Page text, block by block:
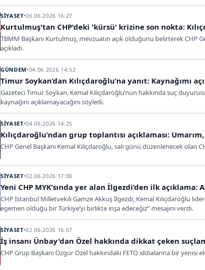
SİYASET•06.06.2026 16:27
Kurtulmuş'tan CHP'deki 'kürsü' krizine son nokta:
TBMM Başkanı Kurtulmuş, mevzuatın açık olduğunu belirterek CHP
açıkladı.
GÜNDEM•04.06.2026 14:52
Timur Soykan’dan Kılıçdaroğlu’na yanıt: Kaynağımı
Gazeteci Timur Soykan, Kemal Kılıçdaroğlu’nun hakkında suç
kaynağını açıklamayacağını söyledi.
SİYASET•04.06.2026 14:25
Kılıçdaroğlu’ndan grup toplantısı açıklaması:
CHP Genel Başkanı Kemal Kılıçdaroğlu, salı günü düzenlenecek
SİYASET•02.06.2026 17:00
Yeni CHP MYK’sında yer alan İlgezdi’den ilk
CHP İstanbul Milletvekili Gamze Akkuş İlgezdi, Kemal Kılıçdaroğlu
egemen olduğu bir Türkiye’yi birlikte inşa edeceğiz” mesajını verdi.
SİYASET•02.06.2026 16:07
İş insanı Ünbay'dan Özel hakkında dikkat çeken
CHP Grup Başkanı Özgür Özel hakkındaki FETÖ iddialarına bir yenisi